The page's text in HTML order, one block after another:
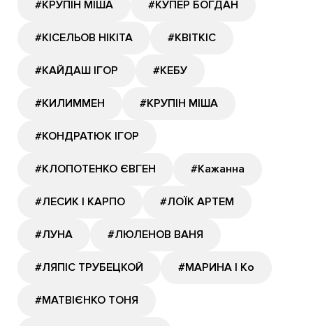
#КРУПІН МІША #КУПЕР БОГДАН
#КІСЕЛЬОВ НІКІТА #КВІТКІС
#КАЙДАШ ІГОР #КЕБУ
#КИЛИММЕН #КРУПІН МІША
#КОНДРАТЮК ІГОР
#КЛОПОТЕНКО ЄВГЕН #Кажанна
#ЛЕСИК І КАРПО #ЛОЇК АРТЕМ
#ЛУНА #ЛЮЛЕНОВ ВАНЯ
#ЛЯПІС ТРУБЕЦКОЙ #МАРИНА І Ко
#МАТВІЄНКО ТОНЯ